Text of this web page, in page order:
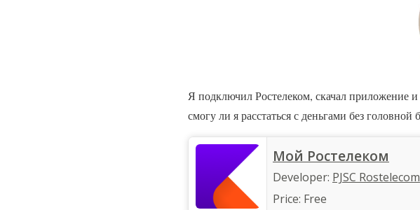
Я подключил Ростелеком, скачал приложение
смогу ли я расстаться с деньгами без головной
‎Мой Ростелеком
Developer: PJSC Rostelecom
Price: Free